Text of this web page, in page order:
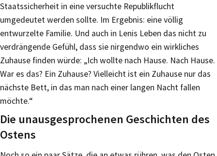
Staatssicherheit in eine versuchte Republikflucht
umgedeutet werden sollte. Im Ergebnis: eine völlig
entwurzelte Familie. Und auch in Lenis Leben das nicht zu
verdrängende Gefühl, dass sie nirgendwo ein wirkliches
Zuhause finden würde: „Ich wollte nach Hause. Nach Hause.
War es das? Ein Zuhause? Vielleicht ist ein Zuhause nur das
nächste Bett, in das man nach einer langen Nacht fallen
möchte.“
Die unausgesprochenen Geschichten des
Ostens